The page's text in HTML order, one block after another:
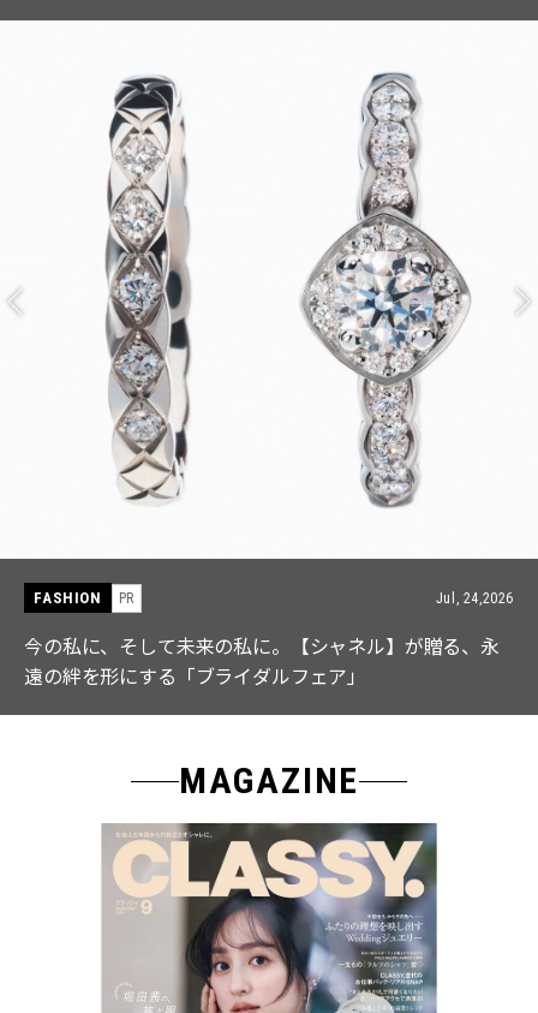
FASHION PR Jul, 15,2026
【ICB】人気インフルエンサーと共同制作! 週5で着たく
なる「名品ブラウス」２選
MAGAZINE